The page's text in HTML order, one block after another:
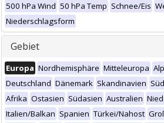
500 hPa Wind 50 hPa Temp Schnee/Eis
Niederschlagsform
Gebiet
Europa Nordhemisphäre Mitteleuropa
Deutschland Dänemark Skandinavien
Afrika Ostasien Südasien Australien
Italien/Balkan Spanien Türkei/Nahost